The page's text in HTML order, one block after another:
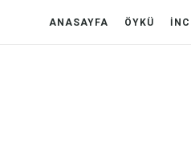
ANASAYFA ÖYKÜ